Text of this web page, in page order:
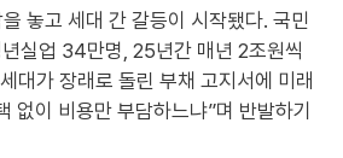
놓고 세대 간 갈등이 시작됐다. 국민
실업 34만명, 25년간 매년 2조원씩
대가 장래로 돌린 부채 고지서에 미래
없이 비용만 부담하느냐”며 반발하기